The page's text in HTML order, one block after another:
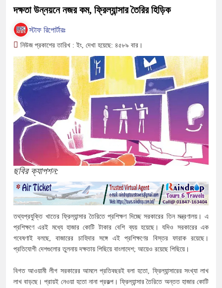
দক্ষতা উন্নয়নে নজর কম, ফ্রিল্যান্সার তৈরির হিড়িক
স্টাফ রিপোর্টারঃ
নিউজ প্রকাশের তারিখ : ইং, দেখা হয়েছে: ৪৫৮৯ বার।
ছবির ক্যাপশন:
তথ্যপ্রযুক্তি খাতের ফ্রিল্যান্সার তৈরিতে প্রশিক্ষণ দিচ্ছে সরকারের তিন মন্ত্রণালয়। এ
প্রশিক্ষণে এরই মধ্যে হাজার কোটি টাকার বেশি ব্যয় হয়েছে। যদিও সরকারের এক
গবেষণাই বলছে, বাজারের চাহিদার সঙ্গে এই প্রশিক্ষণের বিস্তর ফারাক রয়েছে।
প্রতিযোগী দেশগুলোর তুলনায় দক্ষতায় পিছিয়ে বাংলাদেশ; আয়েও রয়েছে পিছিয়ে।
বিগত আওয়ামী লীগ সরকারের আমলে প্রতিবছরই বলা হতো, ফ্রিল্যান্সারের সংখ্যা লাখ
লাখ বাড়ছে। প্রায়ই নেওয়া হতো নানা প্রকল্প। ফ্রিল্যান্সার তৈরিতে অন্তত হাজার কোটি